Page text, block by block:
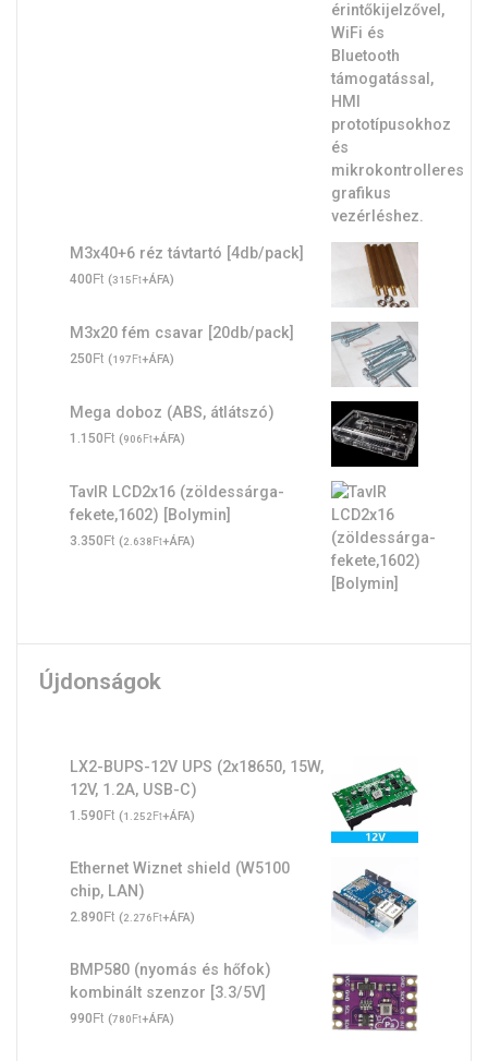
M3x40+6 réz távtartó [4db/pack]
400Ft (315Ft+ÁFA)
M3x20 fém csavar [20db/pack]
250Ft (197Ft+ÁFA)
Mega doboz (ABS, átlátszó)
1.150Ft (906Ft+ÁFA)
TavIR LCD2x16 (zöldessárga-
fekete,1602) [Bolymin]
3.350Ft (2.638Ft+ÁFA)
Újdonságok
LX2-BUPS-12V UPS (2x18650, 15W,
12V, 1.2A, USB-C)
1.590Ft (1.252Ft+ÁFA)
Ethernet Wiznet shield (W5100
chip, LAN)
2.890Ft (2.276Ft+ÁFA)
BMP580 (nyomás és hőfok)
kombinált szenzor [3.3/5V]
990Ft (780Ft+ÁFA)